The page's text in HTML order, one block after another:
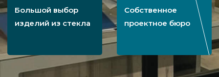
Большой выбор
изделий из стекла
Собственное
проектное бюро